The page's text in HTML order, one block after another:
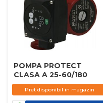
POMPA PROTECT
CLASA A 25-60/180
Pret disponibil in magazin